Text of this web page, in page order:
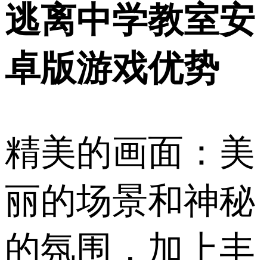
逃离中学教室安
卓版游戏优势
精美的画面：美
丽的场景和神秘
的氛围，加上丰